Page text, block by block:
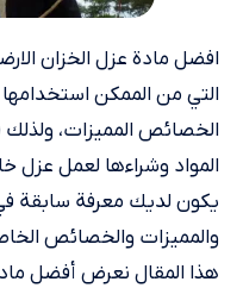
افضل مادة عزل الخزان
التي من الممكن
الخصائص المميزات،
المواد وشراءها لعمل عزل
يكون لديك معرفة سابقة
والمميزات والخصائص
هذا المقال نعرض أفضل